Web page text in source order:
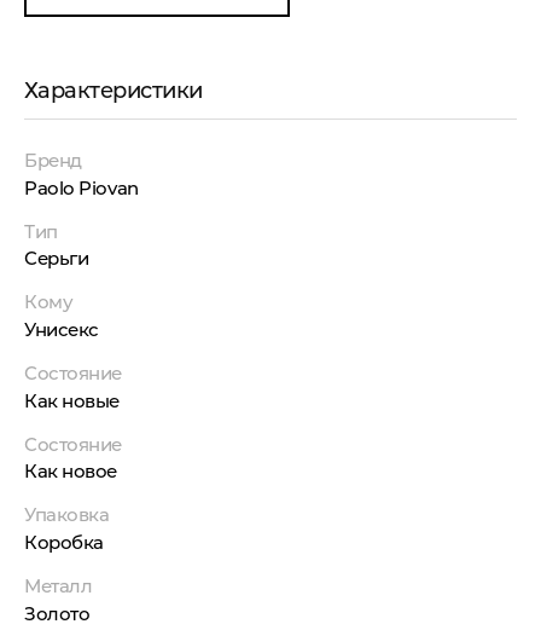
Характеристики
Бренд
Paolo Piovan
Тип
Серьги
Кому
Унисекс
Состояние
Как новые
Состояние
Как новое
Упаковка
Коробка
Металл
Золото